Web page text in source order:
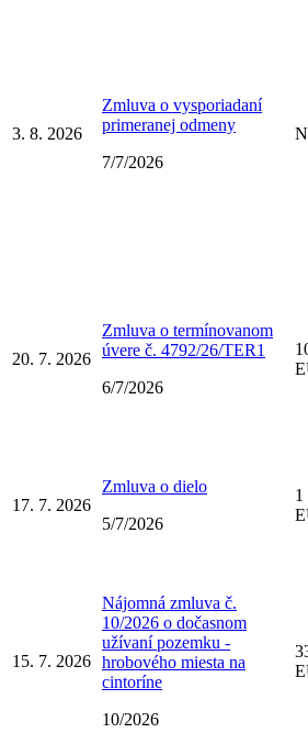
3. 8. 2026
Zmluva o vysporiadaní
primeranej odmeny
7/7/2026
20. 7. 2026
Zmluva o termínovanom
úvere č. 4792/26/TER1
6/7/2026
17. 7. 2026
Zmluva o dielo
5/7/2026
1
15. 7. 2026
Nájomná zmluva č.
10/2026 o dočasnom
užívaní pozemku -
hrobového miesta na
cintoríne
10/2026